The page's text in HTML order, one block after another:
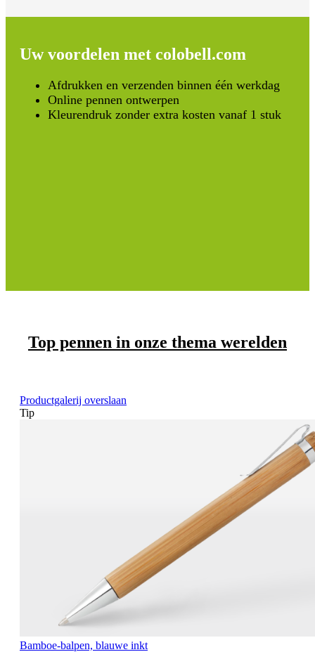
Uw voordelen met colobell.com
Afdrukken en verzenden binnen één werkdag
Online pennen ontwerpen
Kleurendruk zonder extra kosten vanaf 1 stuk
Top pennen in onze thema werelden
Productgalerij overslaan
Tip
Bamboe-balpen, blauwe inkt